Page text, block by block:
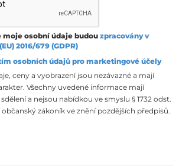
moje osobní údaje budou zpracovány v
2016/679 (GDPR)
osobních údajů pro marketingové účely
ceny a vyobrazení jsou nezávazné a mají
Všechny uvedené informace mají
a nejsou nabídkou ve smyslu § 1732 odst.
občanský zákoník ve znění pozdějších předpisů.